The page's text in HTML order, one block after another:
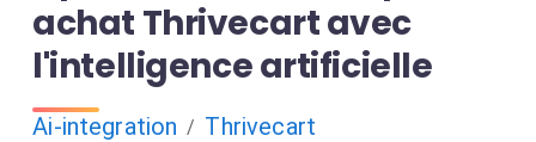
achat Thrivecart avec
l'intelligence artificielle
Ai-integration / Thrivecart